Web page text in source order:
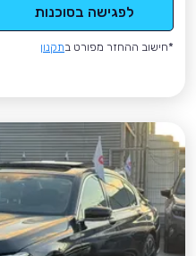
לפגישה בסוכנות
*חישוב ההחזר מפורט בתקנון